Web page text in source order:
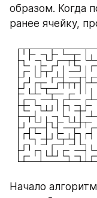
образом. Когда
ранее ячейку,
Начало